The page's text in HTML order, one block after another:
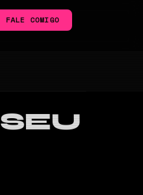
FALE COMIGO
SEU